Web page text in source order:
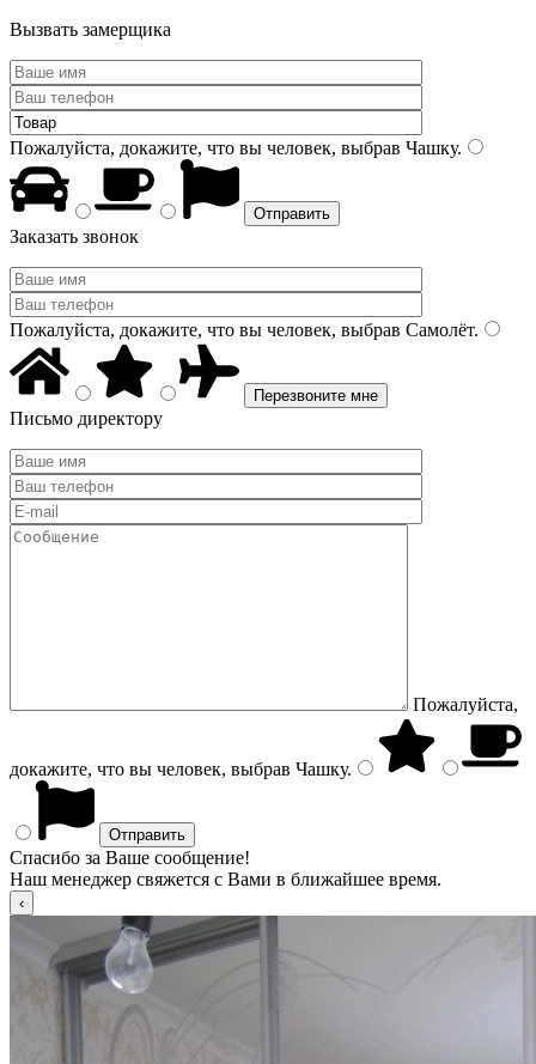
Вызвать замерщика
Пожалуйста, докажите, что вы человек, выбрав Чашку.
Заказать звонок
Пожалуйста, докажите, что вы человек, выбрав Самолёт.
Письмо директору
Пожалуйста,
докажите, что вы человек, выбрав Чашку.
Спасибо за Ваше сообщение!
Наш менеджер свяжется с Вами в ближайшее время.